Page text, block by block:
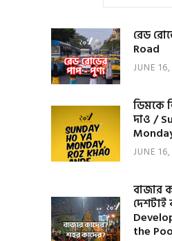
রেড
Road
JUNE
ডিমকে
দাও /
JUNE
বাজার
দেশটাই
the